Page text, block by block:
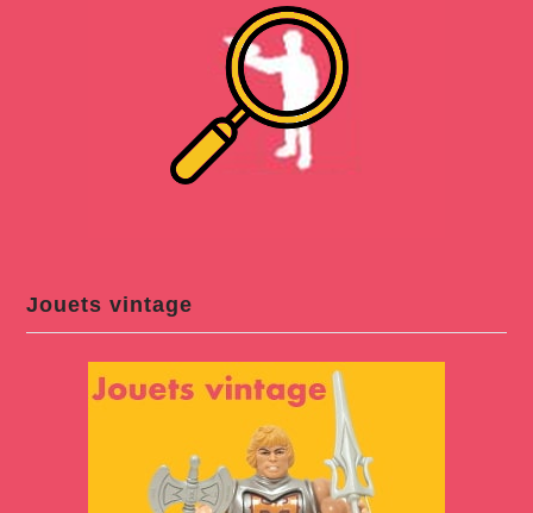
Jouets vintage